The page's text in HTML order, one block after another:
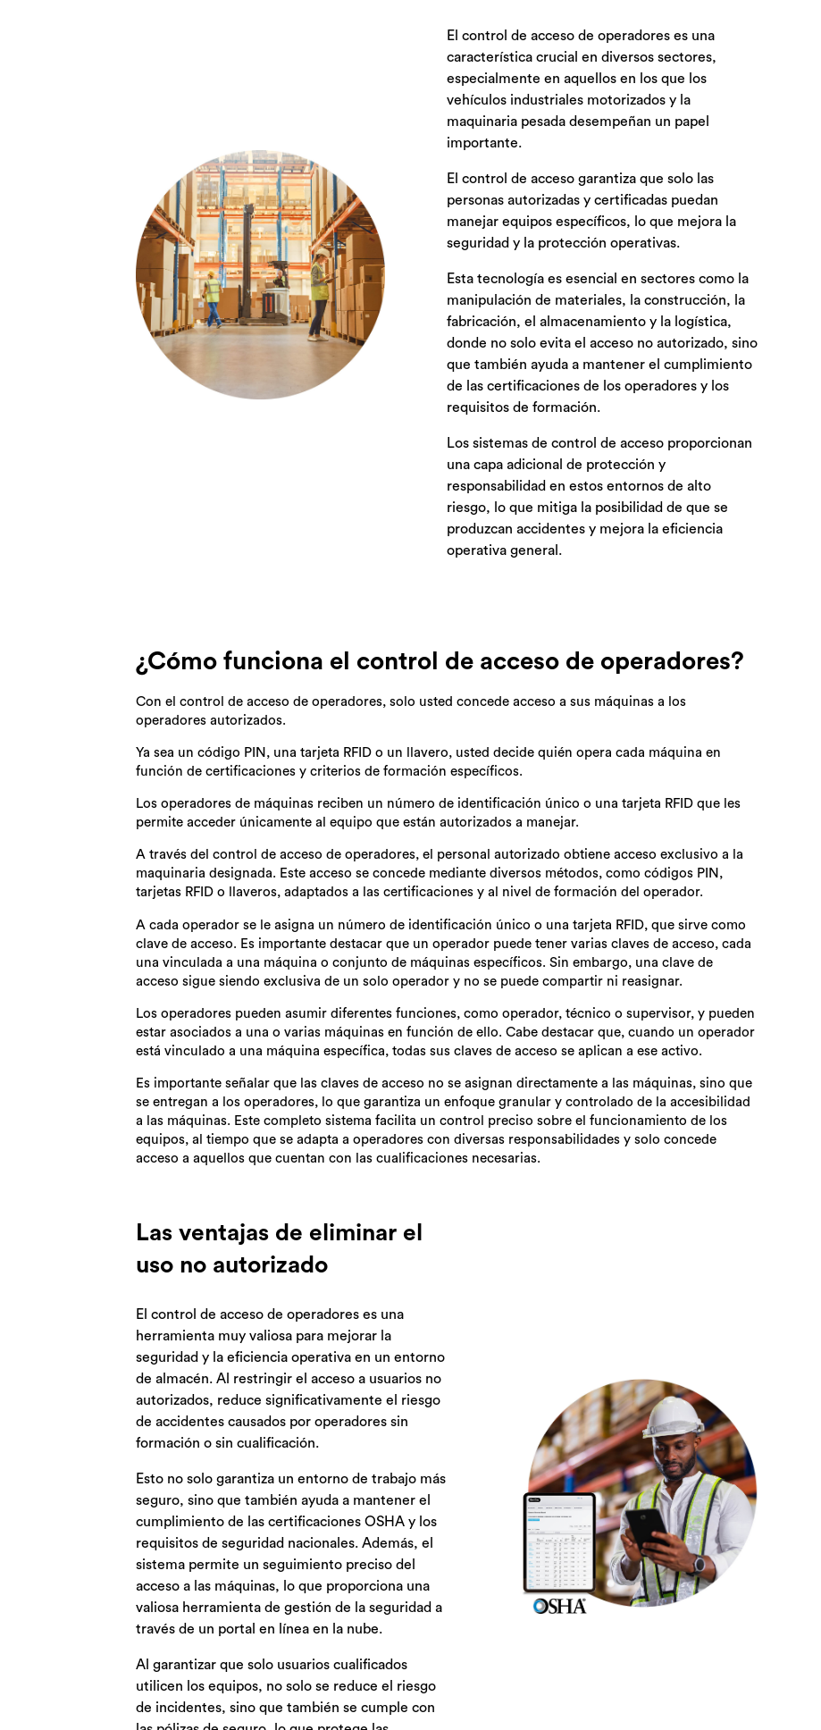
El control de acceso de operadores es una
característica crucial en diversos sectores,
especialmente en aquellos en los que los
vehículos industriales motorizados y la
maquinaria pesada desempeñan un papel
importante.
El control de acceso garantiza que solo las
personas autorizadas y certificadas puedan
manejar equipos específicos, lo que mejora la
seguridad y la protección operativas.
Esta tecnología es esencial en sectores como la
manipulación de materiales, la construcción, la
fabricación, el almacenamiento y la logística,
donde no solo evita el acceso no autorizado, sino
que también ayuda a mantener el cumplimiento
de las certificaciones de los operadores y los
requisitos de formación.
Los sistemas de control de acceso proporcionan
una capa adicional de protección y
responsabilidad en estos entornos de alto
riesgo, lo que mitiga la posibilidad de que se
produzcan accidentes y mejora la eficiencia
operativa general.
¿Cómo funciona el control de acceso de operadores?
Con el control de acceso de operadores, solo usted concede acceso a sus máquinas a los
operadores autorizados.
Ya sea un código PIN, una tarjeta RFID o un llavero, usted decide quién opera cada máquina en
función de certificaciones y criterios de formación específicos.
Los operadores de máquinas reciben un número de identificación único o una tarjeta RFID que les
permite acceder únicamente al equipo que están autorizados a manejar.
A través del control de acceso de operadores, el personal autorizado obtiene acceso exclusivo a la
maquinaria designada. Este acceso se concede mediante diversos métodos, como códigos PIN,
tarjetas RFID o llaveros, adaptados a las certificaciones y al nivel de formación del operador.
A cada operador se le asigna un número de identificación único o una tarjeta RFID, que sirve como
clave de acceso. Es importante destacar que un operador puede tener varias claves de acceso, cada
una vinculada a una máquina o conjunto de máquinas específicos. Sin embargo, una clave de
acceso sigue siendo exclusiva de un solo operador y no se puede compartir ni reasignar.
Los operadores pueden asumir diferentes funciones, como operador, técnico o supervisor, y pueden
estar asociados a una o varias máquinas en función de ello. Cabe destacar que, cuando un operador
está vinculado a una máquina específica, todas sus claves de acceso se aplican a ese activo.
Es importante señalar que las claves de acceso no se asignan directamente a las máquinas, sino que
se entregan a los operadores, lo que garantiza un enfoque granular y controlado de la accesibilidad
a las máquinas. Este completo sistema facilita un control preciso sobre el funcionamiento de los
equipos, al tiempo que se adapta a operadores con diversas responsabilidades y solo concede
acceso a aquellos que cuentan con las cualificaciones necesarias.
Las ventajas de eliminar el
uso no autorizado
El control de acceso de operadores es una
herramienta muy valiosa para mejorar la
seguridad y la eficiencia operativa en un entorno
de almacén. Al restringir el acceso a usuarios no
autorizados, reduce significativamente el riesgo
de accidentes causados por operadores sin
formación o sin cualificación.
Esto no solo garantiza un entorno de trabajo más
seguro, sino que también ayuda a mantener el
cumplimiento de las certificaciones OSHA y los
requisitos de seguridad nacionales. Además, el
sistema permite un seguimiento preciso del
acceso a las máquinas, lo que proporciona una
valiosa herramienta de gestión de la seguridad a
través de un portal en línea en la nube.
Al garantizar que solo usuarios cualificados
utilicen los equipos, no solo se reduce el riesgo
de incidentes, sino que también se cumple con